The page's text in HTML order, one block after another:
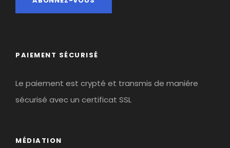
PAIEMENT SÉCURISÉ
Le paiement est crypté et transmis de maniére
sécurisé avec un certificat SSL
MÉDIATION